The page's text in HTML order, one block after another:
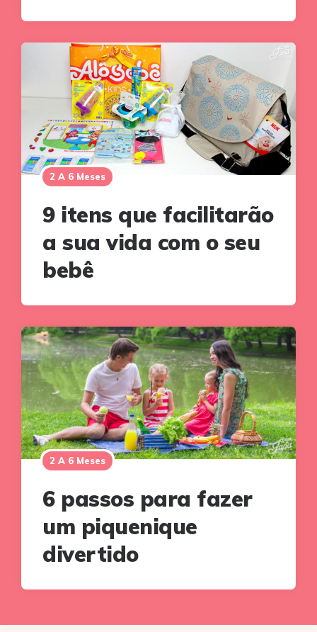
2 A 6 Meses
9 itens que facilitarão
a sua vida com o seu
bebê
2 A 6 Meses
6 passos para fazer
um piquenique
divertido